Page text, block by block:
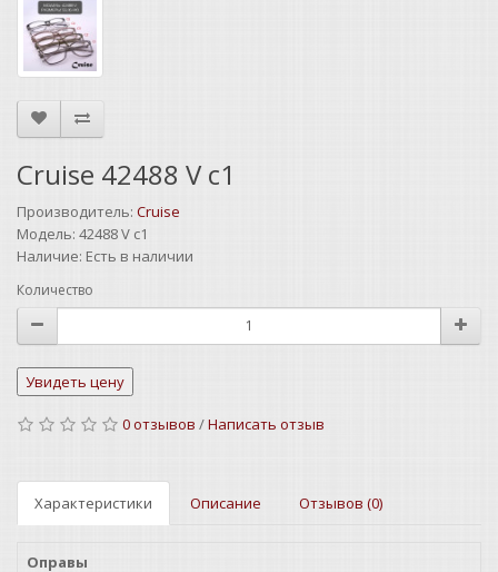
Cruise 42488 V c1
Производитель: Cruise
Модель: 42488 V c1
Наличие: Есть в наличии
Количество
0 отзывов /Написать отзыв
Характеристики Описание Отзывов (0)
Оправы